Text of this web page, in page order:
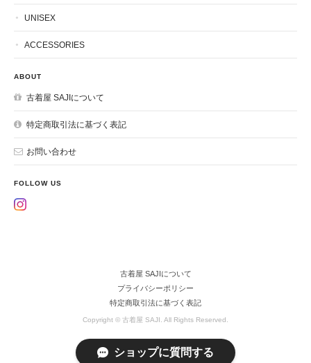
UNISEX
ACCESSORIES
ABOUT
古着屋 SAJIについて
特定商取引法に基づく表記
お問い合わせ
FOLLOW US
古着屋 SAJIについて
プライバシーポリシー
特定商取引法に基づく表記
Copyright © 古着屋 SAJI. All Rights Reserved.
ショップに質問する